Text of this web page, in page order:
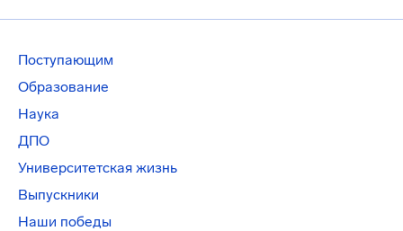
Поступающим
Образование
Наука
ДПО
Университетская жизнь
Выпускники
Наши победы